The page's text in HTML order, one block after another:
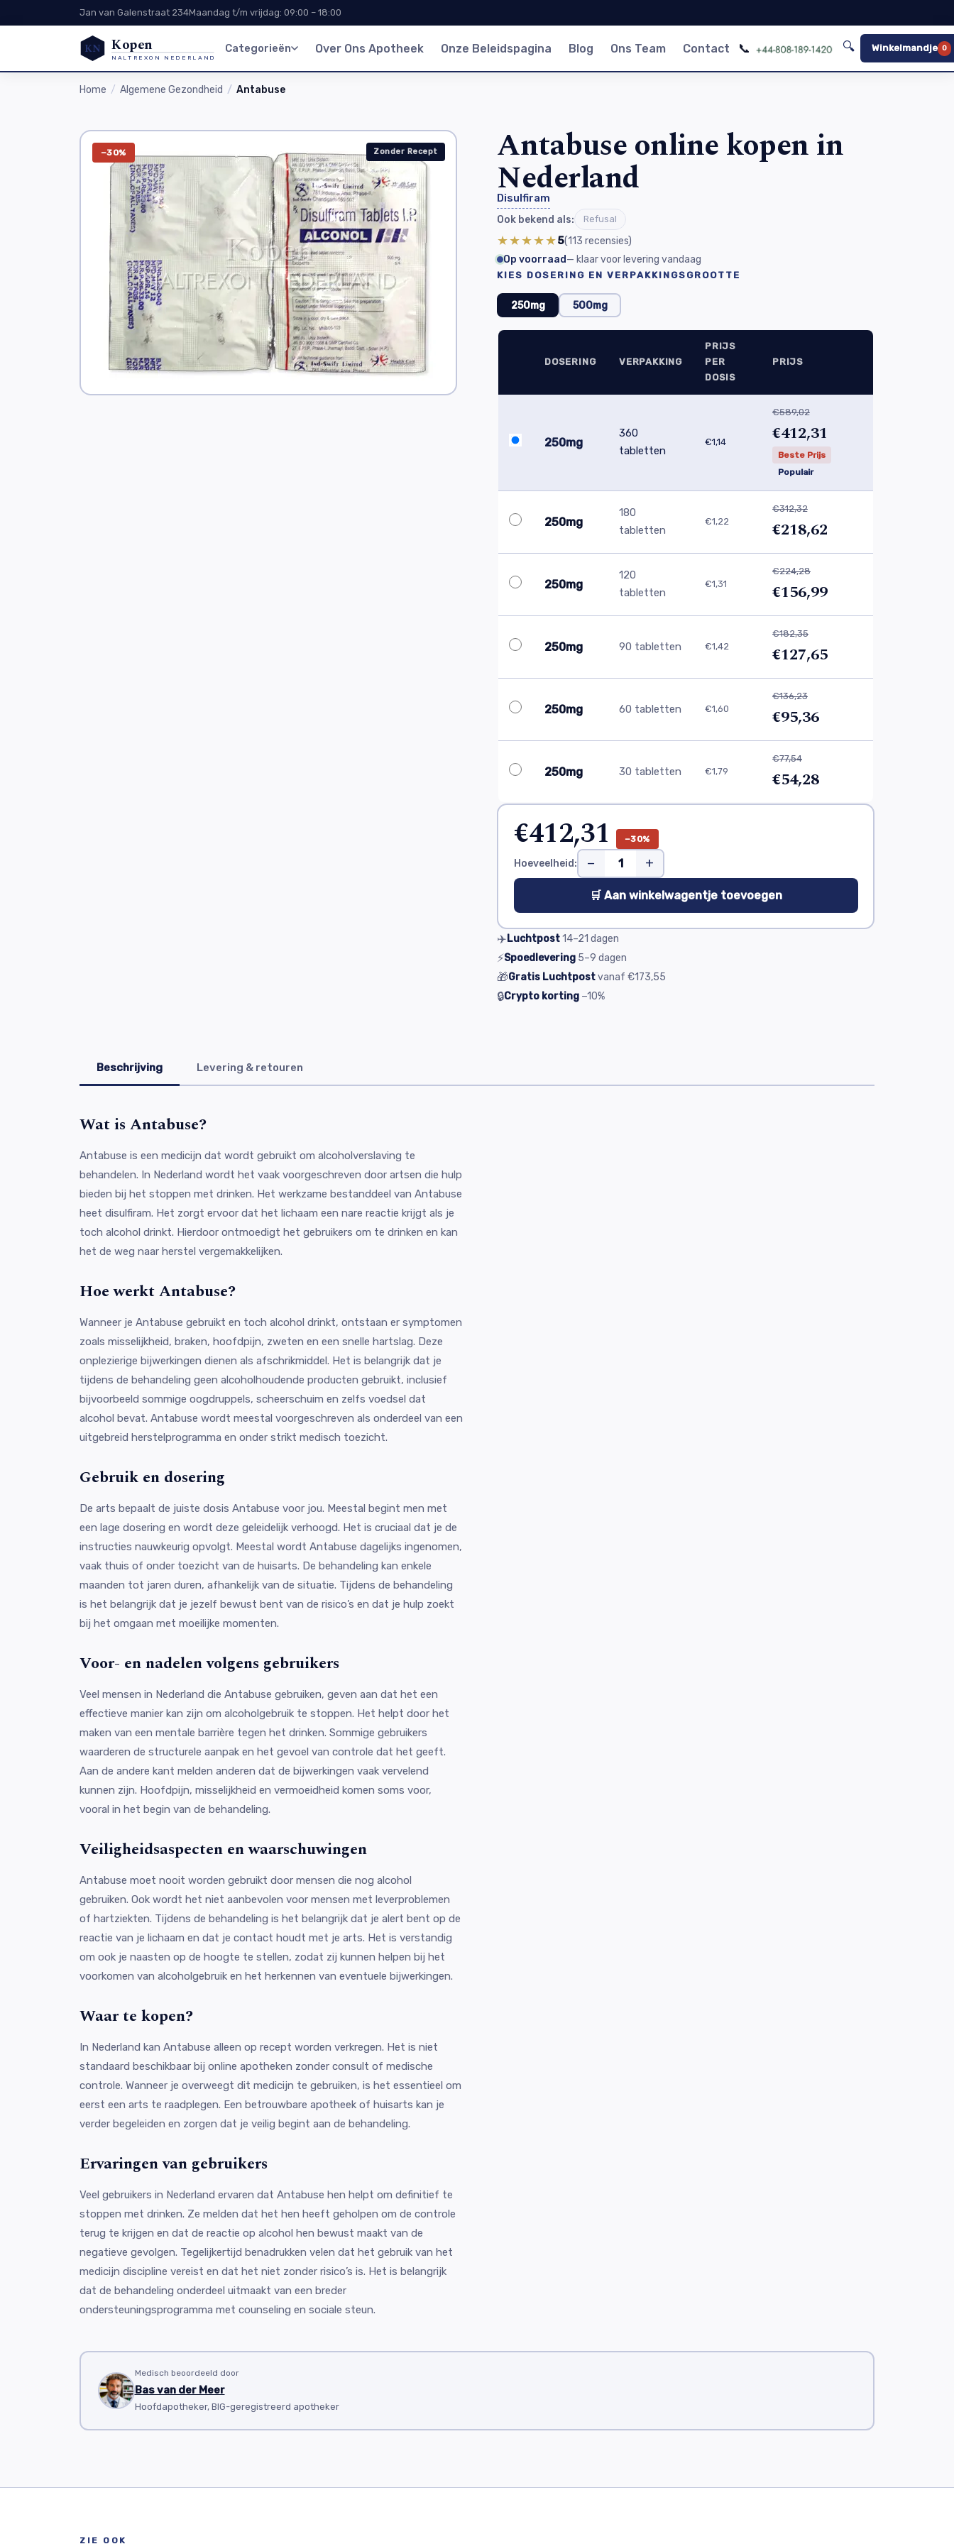
Jan van Galenstraat 234Maandag t/m vrijdag: 09:00 – 18:00
KN Kopen
NALTREXON NEDERLAND
Categorieën Over Ons Apotheek Onze Beleidspagina Blog Ons Team Contact 📞 🔍 Winkelmandje 0
Home Algemene Gezondheid Antabuse
−30% Zonder Recept Antabuse online kopen in
Nederland
Disulfiram
Ook bekend als: Refusal
★★★★★5(113 recensies)
Op voorraad— klaar voor levering vandaag
KIES DOSERING EN VERPAKKINGSGROOTTE
250mg 500mg
DOSERING VERPAKKING
PRIJS
PER
DOSIS
PRIJS
250mg
360
tabletten
€1,14
€589,02
€412,31
Beste Prijs
Populair
250mg
180
tabletten
€1,22
€312,32
€218,62
250mg
120
tabletten
€1,31
€224,28
€156,99
250mg 90 tabletten €1,42
€182,35
€127,65
250mg 60 tabletten €1,60
€136,23
€95,36
250mg 30 tabletten €1,79
€77,54
€54,28
€412,31 −30%
Hoeveelheid: − +
🛒 Aan winkelwagentje toevoegen
✈️Luchtpost14–21 dagen
⚡Spoedlevering 5–9 dagen
🎁Gratis Luchtpostvanaf €173,55
🔒Crypto korting −10%
Beschrijving Levering & retouren
Wat is Antabuse?
Antabuse is een medicijn dat wordt gebruikt om alcoholverslaving te
behandelen. In Nederland wordt het vaak voorgeschreven door artsen die hulp
bieden bij het stoppen met drinken. Het werkzame bestanddeel van Antabuse
heet disulfiram. Het zorgt ervoor dat het lichaam een nare reactie krijgt als je
toch alcohol drinkt. Hierdoor ontmoedigt het gebruikers om te drinken en kan
het de weg naar herstel vergemakkelijken.
Hoe werkt Antabuse?
Wanneer je Antabuse gebruikt en toch alcohol drinkt, ontstaan er symptomen
zoals misselijkheid, braken, hoofdpijn, zweten en een snelle hartslag. Deze
onplezierige bijwerkingen dienen als afschrikmiddel. Het is belangrijk dat je
tijdens de behandeling geen alcoholhoudende producten gebruikt, inclusief
bijvoorbeeld sommige oogdruppels, scheerschuim en zelfs voedsel dat
alcohol bevat. Antabuse wordt meestal voorgeschreven als onderdeel van een
uitgebreid herstelprogramma en onder strikt medisch toezicht.
Gebruik en dosering
De arts bepaalt de juiste dosis Antabuse voor jou. Meestal begint men met
een lage dosering en wordt deze geleidelijk verhoogd. Het is cruciaal dat je de
instructies nauwkeurig opvolgt. Meestal wordt Antabuse dagelijks ingenomen,
vaak thuis of onder toezicht van de huisarts. De behandeling kan enkele
maanden tot jaren duren, afhankelijk van de situatie. Tijdens de behandeling
is het belangrijk dat je jezelf bewust bent van de risico’s en dat je hulp zoekt
bij het omgaan met moeilijke momenten.
Voor- en nadelen volgens gebruikers
Veel mensen in Nederland die Antabuse gebruiken, geven aan dat het een
effectieve manier kan zijn om alcoholgebruik te stoppen. Het helpt door het
maken van een mentale barrière tegen het drinken. Sommige gebruikers
waarderen de structurele aanpak en het gevoel van controle dat het geeft.
Aan de andere kant melden anderen dat de bijwerkingen vaak vervelend
kunnen zijn. Hoofdpijn, misselijkheid en vermoeidheid komen soms voor,
vooral in het begin van de behandeling.
Veiligheidsaspecten en waarschuwingen
Antabuse moet nooit worden gebruikt door mensen die nog alcohol
gebruiken. Ook wordt het niet aanbevolen voor mensen met leverproblemen
of hartziekten. Tijdens de behandeling is het belangrijk dat je alert bent op de
reactie van je lichaam en dat je contact houdt met je arts. Het is verstandig
om ook je naasten op de hoogte te stellen, zodat zij kunnen helpen bij het
voorkomen van alcoholgebruik en het herkennen van eventuele bijwerkingen.
Waar te kopen?
In Nederland kan Antabuse alleen op recept worden verkregen. Het is niet
standaard beschikbaar bij online apotheken zonder consult of medische
controle. Wanneer je overweegt dit medicijn te gebruiken, is het essentieel om
eerst een arts te raadplegen. Een betrouwbare apotheek of huisarts kan je
verder begeleiden en zorgen dat je veilig begint aan de behandeling.
Ervaringen van gebruikers
Veel gebruikers in Nederland ervaren dat Antabuse hen helpt om definitief te
stoppen met drinken. Ze melden dat het hen heeft geholpen om de controle
terug te krijgen en dat de reactie op alcohol hen bewust maakt van de
negatieve gevolgen. Tegelijkertijd benadrukken velen dat het gebruik van het
medicijn discipline vereist en dat het niet zonder risico’s is. Het is belangrijk
dat de behandeling onderdeel uitmaakt van een breder
ondersteuningsprogramma met counseling en sociale steun.
Medisch beoordeeld door
Bas van der Meer
Hoofdapotheker, BIG-geregistreerd apotheker
ZIE OOK